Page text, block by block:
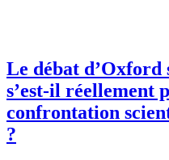
Le débat d’Oxford
s’est-il réellement
confrontation
?